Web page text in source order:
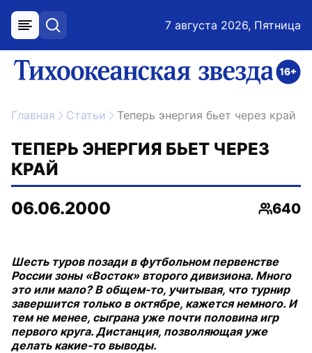
меню поиск 7 августа 2026, Пятница
ссылка на главную
Главная Статьи Теперь энергия бьет через край
ТЕПЕРЬ ЭНЕРГИЯ БЬЕТ ЧЕРЕЗ
КРАЙ
06.06.2000
640
Шесть туров позади в футбольном первенстве
России зоны «Восток» второго дивизиона. Много
это или мало? В общем-то, учитывая, что турнир
завершится только в октябре, кажется немного. И
тем не менее, сыграна уже почти половина игр
первого круга. Дистанция, позволяющая уже
делать какие-то выводы.